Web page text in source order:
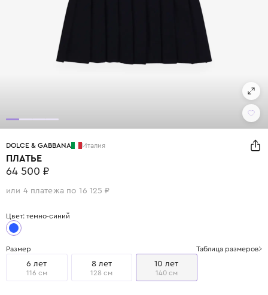
DOLCE & GABBANA Италия
ПЛАТЬЕ
64 500 ₽
или 4 платежа по 16 125 ₽
Цвет: темно-синий
Размер Таблица размеров
6 лет
116 см
8 лет
128 см
10 лет
140 см